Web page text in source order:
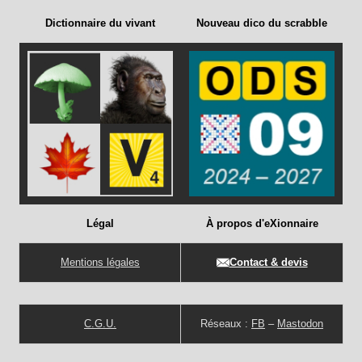
Dictionnaire du vivant Nouveau dico du scrabble
Légal
Mentions légales
C.G.U.
À propos d'eXionnaire
Contact & devis
Réseaux : FB – Mastodon